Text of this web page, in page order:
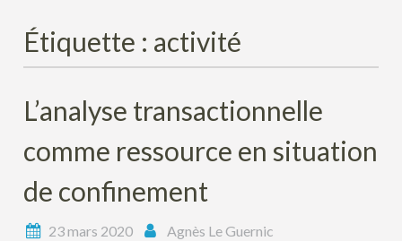
Étiquette : activité
L’analyse transactionnelle
comme ressource en situation
de confinement
23 mars 2020 Agnès Le Guernic